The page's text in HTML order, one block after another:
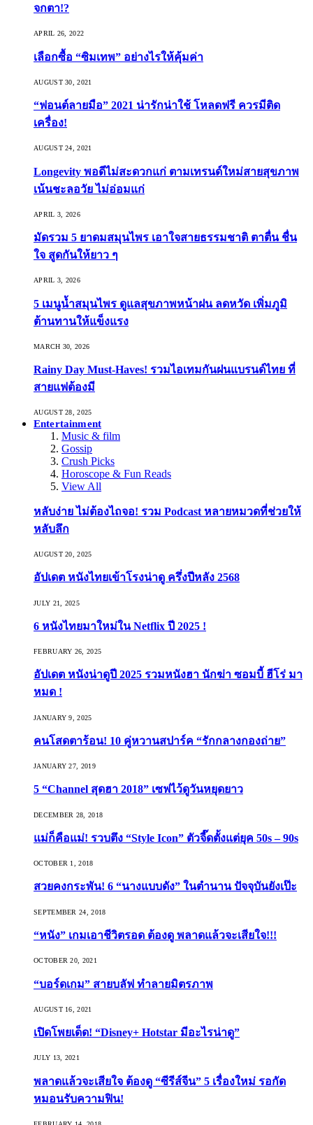
จกตา!?
APRIL 26, 2022
เลือกซื้อ “ซิมเทพ” อย่างไรให้คุ้มค่า
AUGUST 30, 2021
“ฟอนต์ลายมือ” 2021 น่ารักน่าใช้ โหลดฟรี ควรมีติด
เครื่อง!
AUGUST 24, 2021
Longevity พอดีไม่สะดวกแก่ ตามเทรนด์ใหม่สายสุขภาพ
เน้นชะลอวัย ไม่อ่อมแก่
APRIL 3, 2026
มัดรวม 5 ยาดมสมุนไพร เอาใจสายธรรมชาติ ตาตื่น ชื่น
ใจ สูดกันให้ยาว ๆ
APRIL 3, 2026
5 เมนูน้ำสมุนไพร ดูแลสุขภาพหน้าฝน ลดหวัด เพิ่มภูมิ
ต้านทานให้แข็งแรง
MARCH 30, 2026
Rainy Day Must-Haves! รวมไอเทมกันฝนแบรนด์ไทย ที่
สายแฟต้องมี
AUGUST 28, 2025
Entertainment
Music & film
Gossip
Crush Picks
Horoscope & Fun Reads
View All
หลับง่าย ไม่ต้องไถจอ! รวม Podcast หลายหมวดที่ช่วยให้
หลับลึก
AUGUST 20, 2025
อัปเดต หนังไทยเข้าโรงน่าดู ครึ่งปีหลัง 2568
JULY 21, 2025
6 หนังไทยมาใหม่ใน Netflix ปี 2025 !
FEBRUARY 26, 2025
อัปเดต หนังน่าดูปี 2025 รวมหนังฮา นักฆ่า ซอมบี้ ฮีโร่ มา
หมด !
JANUARY 9, 2025
คนโสดตาร้อน! 10 คู่หวานสปาร์ค “รักกลางกองถ่าย”
JANUARY 27, 2019
5 “Channel สุดฮา 2018” เซฟไว้ดูวันหยุดยาว
DECEMBER 28, 2018
แม่ก็คือแม่! รวบตึง “Style Icon” ตัวจี๊ดตั้งแต่ยุค 50s – 90s
OCTOBER 1, 2018
สวยคงกระพัน! 6 “นางแบบดัง” ในตำนาน ปัจจุบันยังเป๊ะ
SEPTEMBER 24, 2018
“หนัง” เกมเอาชีวิตรอด ต้องดู พลาดแล้วจะเสียใจ!!!
OCTOBER 20, 2021
“บอร์ดเกม” สายบลัฟ ทำลายมิตรภาพ
AUGUST 16, 2021
เปิดโพยเด็ด! “Disney+ Hotstar มีอะไรน่าดู”
JULY 13, 2021
พลาดแล้วจะเสียใจ ต้องดู “ซีรีส์จีน” 5 เรื่องใหม่ รอกัด
หมอนรับความฟิน!